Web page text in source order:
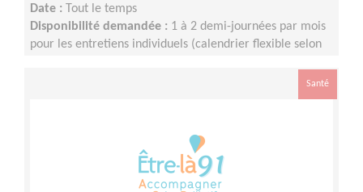
Date :
Tout le temps
Disponibilité demandée : 1 à 2 demi-journées par mois
pour les entretiens individuels (calendrier flexible selon
Santé